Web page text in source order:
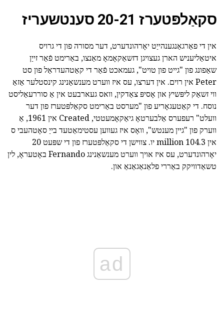
סקאַלפּטערז 20-21 סענטשעריז
אין די פאַרגאַנגענהייַט יאָרהונדערט, דער מסורה פון די גרויס
איטאַליעניש הארן געצויגן דזשאַקאָמאָ מאַנצו, באַרימט פֿאַר זייַן
שאַפונג פון "גייט פון טויט", געמאכט פֿאַר די קאַטהעדראַל פון סט
Peter אין רוים. אין דערצו, עס איז ווערט מענשאַנינג קינסטלער אַזאַ
ווי זשאַק ליפּשיץ און אָסיפּ צאַדקין, וואס געארבעט אין אַ סוררעאַליסט
נוסח. די קאַטעגאָריע פון "מערסט באַרימט סקאַלפּטערז פון דער
וועלט" רעפערס אַלבערטאָ גיאַקאָמעטטי, Created אין 1961, אַ
ווערק פון "גיין מענטש", וואָס איז געווען עסטימאַטעד בייַ סאָטהעבי ס
אין 104.3 million יו. צווישן די סקאַלפּטערז פון די שפּעט 20
יאָרהונדערט, עס איז אויך ווערט מענשאַנינג Fernando באָטעראָ, לין
טשאַדוויקק באַררי פלאַנאַגאַנאַ און.
ad